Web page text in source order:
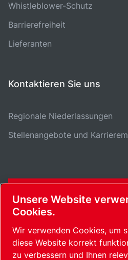
Whistleblower-Schutz
Barrierefreiheit
Lieferanten
Kontaktieren Sie uns
Regionale Niederlassungen
Stellenangebote und
Unsere Website
Cookies.
Wir verwenden Cookies, um
diese Website korrekt
zu verbessern und Ihnen